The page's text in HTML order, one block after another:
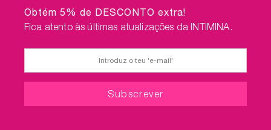
Obtém 5% de DESCONTO extra!
Fica atento às últimas atualizações da INTIMINA.